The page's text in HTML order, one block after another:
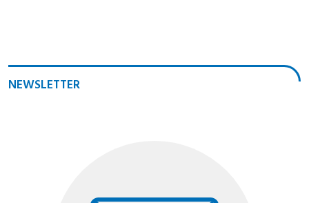
NEWSLETTER